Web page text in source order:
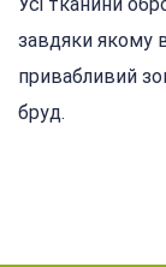
Усі тканини
завдяки якому
привабливий
бруд.